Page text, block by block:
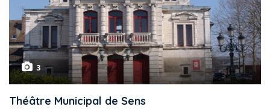
3
Théâtre Municipal de Sens